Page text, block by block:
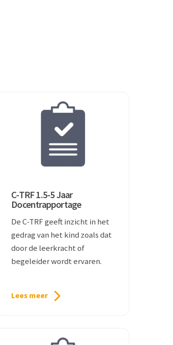
C-TRF 1.5-5 Jaar
Docentrapportage
De C-TRF geeft inzicht in het
gedrag van het kind zoals dat
door de leerkracht of
begeleider wordt ervaren.
Lees meer